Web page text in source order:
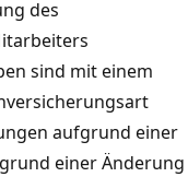
des
sind mit einem
aufgrund einer
einer Änderung